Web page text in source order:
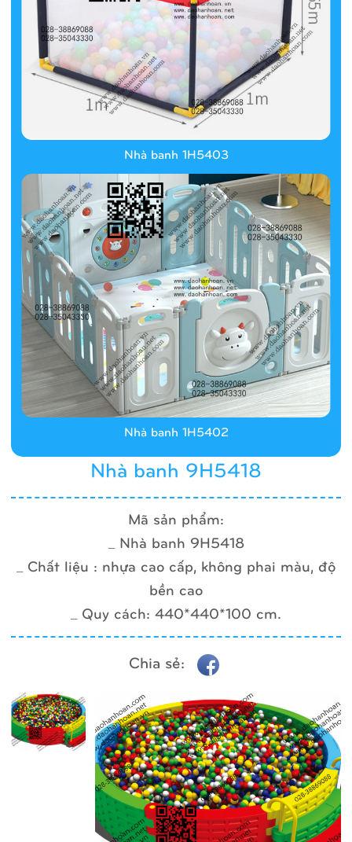
Nhà banh 9H5418
Mã sản phẩm:
_ Nhà banh 9H5418
_ Chất liệu : nhựa cao cấp, không phai màu, độ
bền cao
_ Quy cách: 440*440*100 cm.
Chia sẻ:
Nhà banh 1H5403
Nhà banh 1H5402